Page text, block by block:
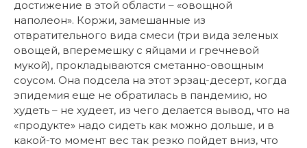
достижение в этой области – «овощной
наполеон». Коржи, замешанные из
отвратительного вида смеси (три вида зеленых
овощей, вперемешку с яйцами и гречневой
мукой), прокладываются сметанно-овощным
соусом. Она подсела на этот эрзац-десерт, когда
эпидемия еще не обратилась в пандемию, но
худеть – не худеет, из чего делается вывод, что на
«продукте» надо сидеть как можно дольше, и в
какой-то момент вес так резко пойдет вниз, что